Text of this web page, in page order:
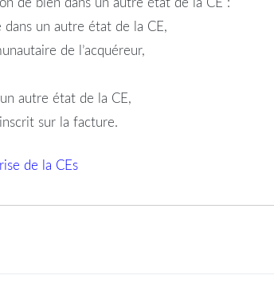
de bien dans un autre état de la CE :
un autre état de la CE,
de l’acquéreur,
autre état de la CE,
sur la facture.
de la CEs